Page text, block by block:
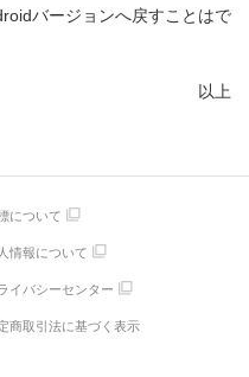
バージョンへ戻すことはで
以上
について
情報について
イバシーセンター
商取引法に基づく表示